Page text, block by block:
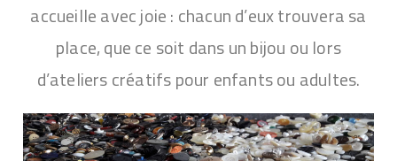
accueille avec joie : chacun d’eux trouvera sa
place, que ce soit dans un bijou ou lors
d’ateliers créatifs pour enfants ou adultes.